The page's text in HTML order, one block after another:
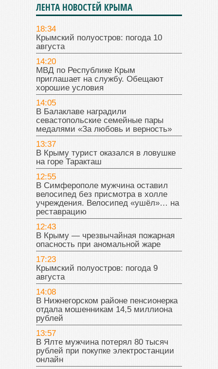
ЛЕНТА НОВОСТЕЙ КРЫМА
18:34
Крымский полуостров: погода 10
августа
14:20
МВД по Республике Крым
приглашает на службу. Обещают
хорошие условия
14:05
В Балаклаве наградили
севастопольские семейные пары
медалями «За любовь и верность»
13:37
В Крыму турист оказался в ловушке
на горе Таракташ
12:55
В Симферополе мужчина оставил
велосипед без присмотра в холле
учреждения. Велосипед «ушёл»… на
реставрацию
12:43
В Крыму — чрезвычайная пожарная
опасность при аномальной жаре
17:23
Крымский полуостров: погода 9
августа
14:08
В Нижнегорском районе пенсионерка
отдала мошенникам 14,5 миллиона
рублей
13:57
В Ялте мужчина потерял 80 тысяч
рублей при покупке электростанции
онлайн